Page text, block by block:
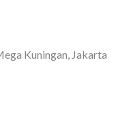
Kuningan, Jakarta